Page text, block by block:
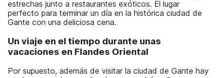
estrechas junto a restaurantes exóticos. El lugar
perfecto para terminar un día en la histórica ciudad de
Gante con una deliciosa cena.
Un viaje en el tiempo durante unas
vacaciones en Flandes Oriental
Por supuesto, además de visitar la ciudad de Gante hay